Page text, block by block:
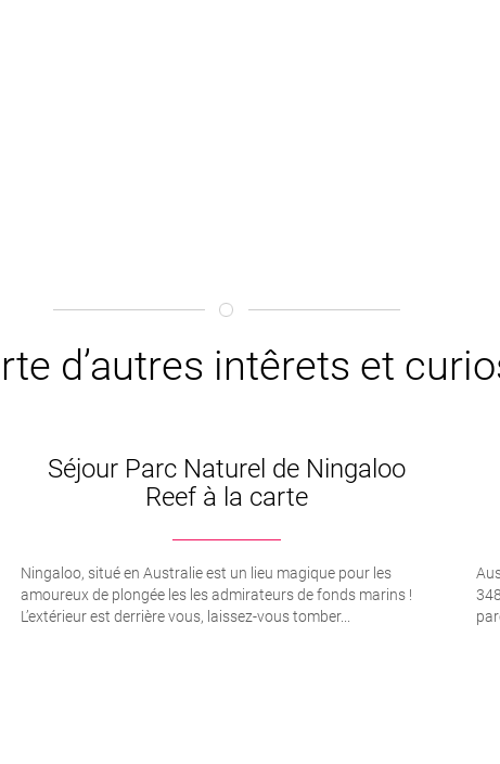
d’autres intêrets et
Séjour Parc Naturel de Ningaloo
Reef à la carte
Ningaloo, situé en Australie est un lieu magique pour les
amoureux de plongée les les admirateurs de fonds marins !
L’extérieur est derrière vous, laissez-vous tomber...